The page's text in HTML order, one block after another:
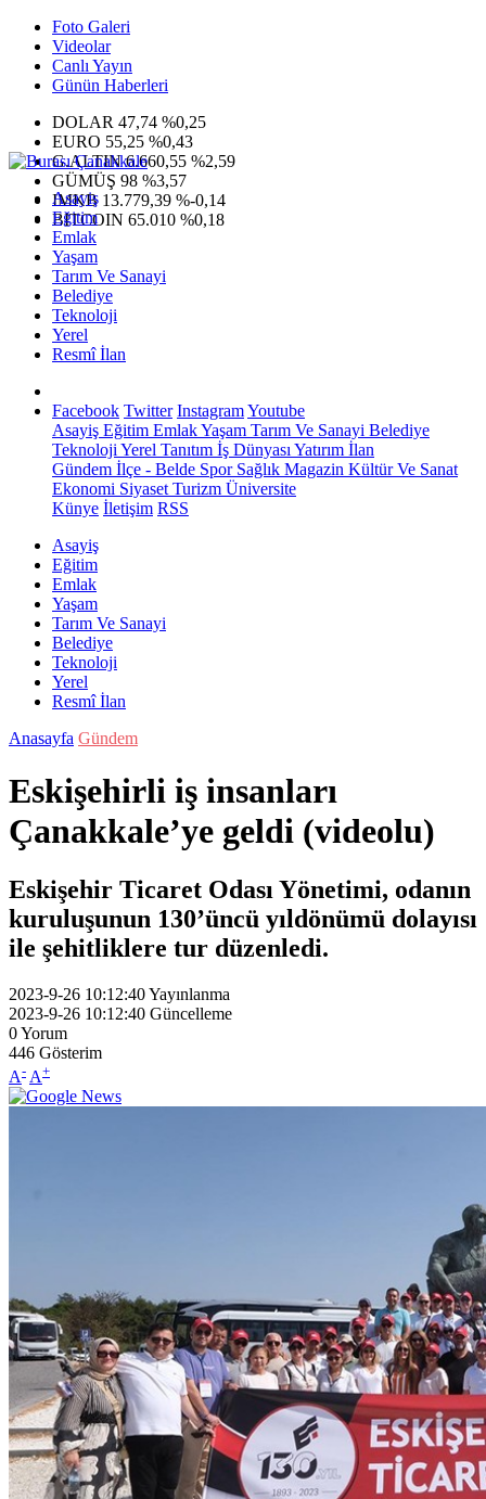
Foto Galeri
Videolar
Canlı Yayın
Günün Haberleri
DOLAR 47,74 %0,25
EURO 55,25 %0,43
G.ALTIN6.660,55 %2,59
GÜMÜŞ 98 %3,57
IMKB 13.779,39 %-0,14
BITCOIN 65.010 %0,18
Asayiş
Eğitim
Emlak
Yaşam
Tarım Ve Sanayi
Belediye
Teknoloji
Yerel
Resmî İlan
Facebook Twitter InstagramYoutube
Asayiş Eğitim EmlakYaşam Tarım Ve Sanayi Belediye
Teknoloji Yerel Tanıtım İş Dünyası Yatırım İlan
Gündem İlçe - Belde SporSağlık Magazin Kültür Ve Sanat
Ekonomi Siyaset Turizm Üniversite
Künye İletişim RSS
Asayiş
Eğitim
Emlak
Yaşam
Tarım Ve Sanayi
Belediye
Teknoloji
Yerel
Resmî İlan
Anasayfa Gündem
Eskişehirli iş insanları
Çanakkale’ye geldi (videolu)
Eskişehir Ticaret Odası Yönetimi, odanın
kuruluşunun 130’üncü yıldönümü dolayısı
ile şehitliklere tur düzenledi.
2023-9-26 10:12:40Yayınlanma
2023-9-26 10:12:40 Güncelleme
0Yorum
446 Gösterim
A- A+